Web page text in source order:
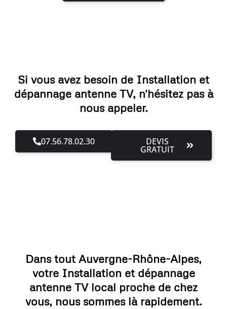
Si vous avez besoin de Installation et
dépannage antenne TV, n'hésitez pas à
nous appeler.
07.56.78.02.30 DEVIS
GRATUIT
Dans tout Auvergne-Rhône-Alpes,
votre Installation et dépannage
antenne TV local proche de chez
vous, nous sommes là rapidement.